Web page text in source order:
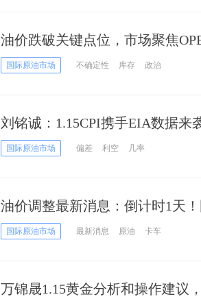
油价跌破关键点位，市场聚焦
击！
国际原油市场 不确定性 库存 政治
刘铭诚：1.15CPI携手EIA数据来
向预测
国际原油市场 偏差 利空 几率
油价调整最新消息：倒计时1天
局 预计上调295元/吨
国际原油市场 最新消息 原油 卡车
万锦晟1.15黄金分析和操作建议